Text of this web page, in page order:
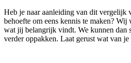
Heb je naar aanleiding van dit vergelijk
behoefte om eens kennis te maken?
wat jij belangrijk vindt. We kunnen dan
verder oppakken. Laat gerust wat van je